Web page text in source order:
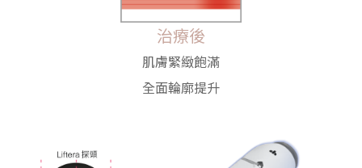
治療後
肌膚緊緻飽滿
全面輪廓提升